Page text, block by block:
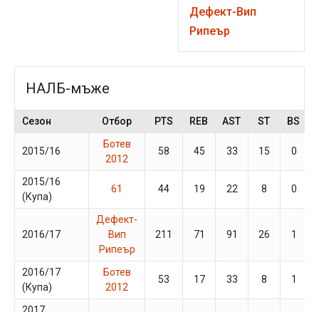
Дефект-Вип
Рипеър
НАЛБ-мъже
Сезон Отбор PTS REB AST ST BS
2015/16
Ботев
2012
58 45 33 15 0
2015/16
(Купа)
61 44 19 22 8 0
2016/17
Дефект-
Вип
Рипеър
211 71 91 26 1
2016/17
(Купа)
Ботев
2012
53 17 33 8 1